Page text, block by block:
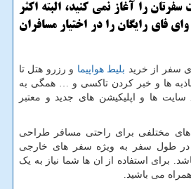
را آغاز نمی كنید، البته اكثر
فای رایگان را در اختیار مسافران
سفر از خرید بلیط هواپیما و رزرو هتل تا
ها و خبر کردن تاکسی و … همگی به
ها و اپلیکیشن های جدید و معتبر
های مختلفی برای راحتی مسافر طراحی
طول سفر به ویژه سفر های خارجی
برای استفاده از ان ها شما نیاز به یک
می باشید.